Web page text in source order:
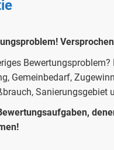
Bewertungsproblem?
Gemeinbedarf,
Sanierungsgebiet